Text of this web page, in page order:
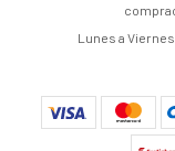
Lunes a Viernes